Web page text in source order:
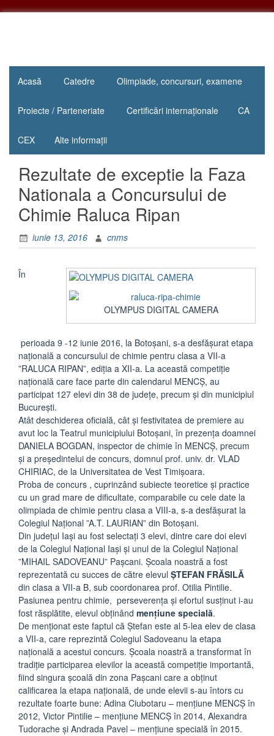
Colegiul
Național
„Mihail
Sadoveanu”
Pașcani
educației
este
inimii!"
Acasă Catedre Olimpiade, concursuri, examene
Proiecte / Parteneriate Certificări internaționale CA
CEX Alte informații
Rezultate de exceptie la Faza
Nationala a Concursului de
Chimie Raluca Ripan
iunie 13, 2016 cnms
OLYMPUS DIGITAL CAMERA
În
perioada 9 -12 iunie 2016, la Botoșani, s-a desfășurat etapa
națională a concursului de chimie pentru clasa a VII-a
”RALUCA RIPAN”, ediția a XII-a. La această competiție
națională care face parte din calendarul MENCȘ, au
participat 127 elevi din 38 de județe, precum și din municipiul
București.
Atât deschiderea oficială, cât și festivitatea de premiere au
avut loc la Teatrul municipiului Botoșani, în prezența doamnei
DANIELA BOGDAN, inspector de chimie în MENCȘ, precum
și a președintelui de concurs, domnul prof. univ. dr. VLAD
CHIRIAC, de la Universitatea de Vest Timișoara.
Proba de concurs , cuprinzând subiecte teoretice și practice
cu un grad mare de dificultate, comparabile cu cele date la
olimpiada de chimie pentru clasa a VIII-a, s-a desfășurat la
Colegiul Național ”A.T. LAURIAN” din Botoșani.
Din județul Iași au fost selectați 3 elevi, dintre care doi elevi
de la Colegiul Național Iași și unul de la Colegiul Național
”MIHAIL SADOVEANU” Pașcani. Școala noastră a fost
reprezentată cu succes de către elevul ȘTEFAN FRĂSILĂ
din clasa a VII-a B, sub coordonarea prof. Otilia Pintilie.
Pasiunea pentru chimie, perseverența și efortul susținut i-au
fost răsplătite, elevul obținând mențiune specială.
De menționat este faptul că Ștefan este al 5-lea elev de clasa
a VII-a, care reprezintă Colegiul Sadoveanu la etapa
națională a acestui concurs. Școala noastră a transformat în
tradiție participarea elevilor la această competiție importantă,
fiind singura școală din zona Pașcani care a obținut
calificarea la etapa națională, de unde elevii s-au întors cu
rezultate foarte bune: Adina Ciubotaru – mențiune MENCȘ în
2012, Victor Pintilie – mențiune MENCȘ în 2014, Alexandra
Tudorache și Andrada Pavel – mențiune specială în 2015.